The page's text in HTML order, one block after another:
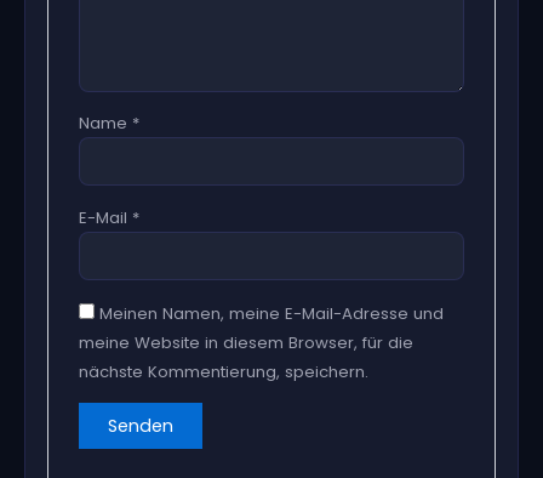
Name *
E-Mail *
Meinen Namen, meine E-Mail-Adresse und
meine Website in diesem Browser, für die
nächste Kommentierung, speichern.